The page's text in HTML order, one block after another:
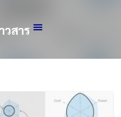
วสาร